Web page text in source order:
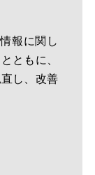
報に関し
ともに、
し、改善